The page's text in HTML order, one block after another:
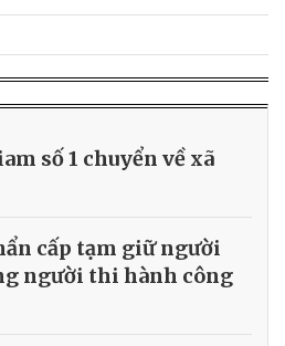
số 1 chuyển về xã
cấp tạm giữ người
người thi hành công